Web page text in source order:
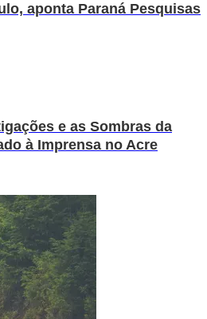
aponta Paraná Pesquisas
e as Sombras da
à Imprensa no Acre